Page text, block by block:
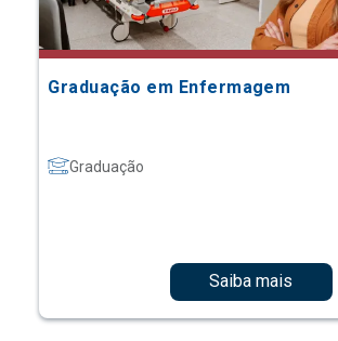
Graduação em Enfermagem
Graduação
Saiba mais